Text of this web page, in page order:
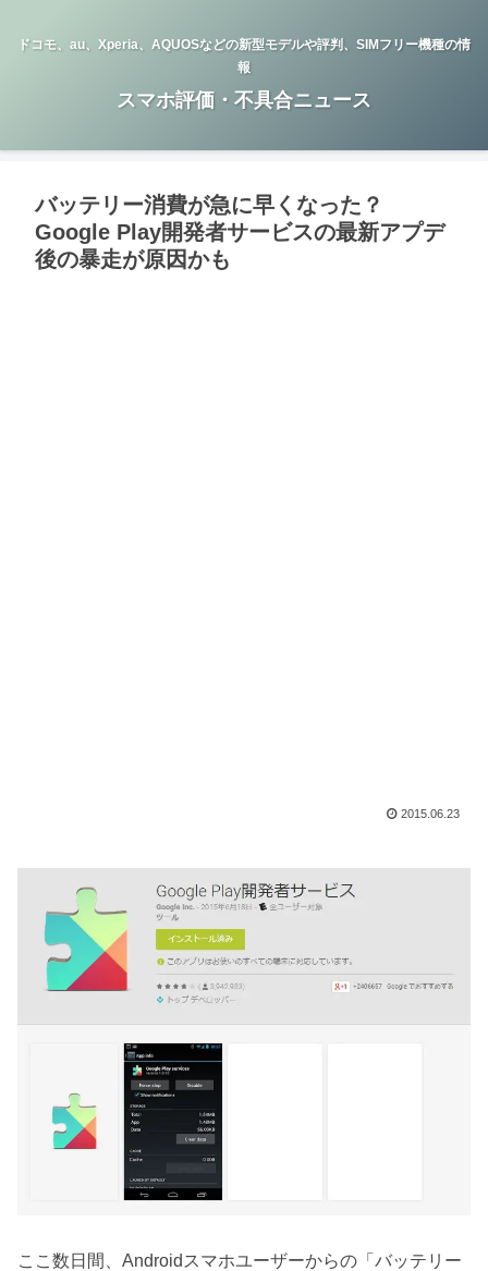
ドコモ、au、Xperia、AQUOSなどの新型モデルや評判、SIMフリー機種の情
報
スマホ評価・不具合ニュース
バッテリー消費が急に早くなった？
Google Play開発者サービスの最新アプデ
後の暴走が原因かも
2015.06.23
ここ数日間、Androidスマホユーザーからの「バッテリー